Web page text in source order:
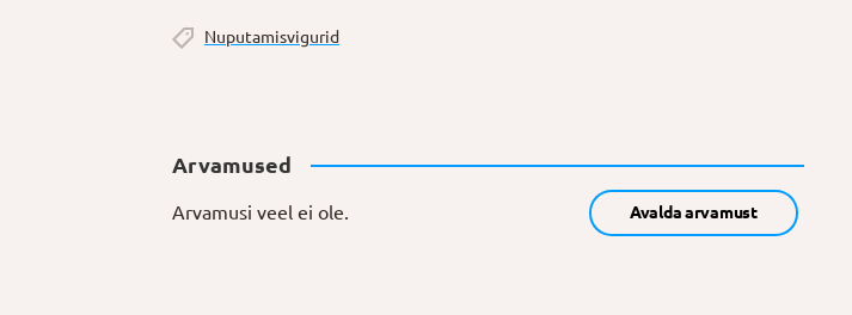
Nuputamisvigurid
Arvamused
Arvamusi veel ei ole. Avalda arvamust